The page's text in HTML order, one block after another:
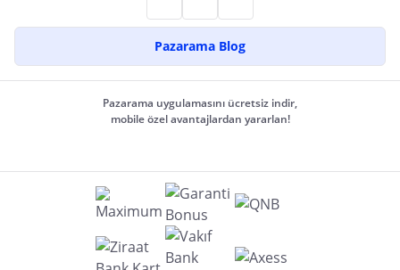
Pazarama Blog
Pazarama uygulamasını ücretsiz indir,
mobile özel avantajlardan yararlan!